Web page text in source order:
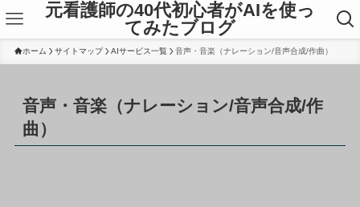
元看護師の40代初心者がAIを使っ
てみたブログ
ホーム サイトマップ AIサービス一覧 音声・音楽（ナレーション/音声合成/作曲）
音声・音楽（ナレーション/音声合成/作
曲）